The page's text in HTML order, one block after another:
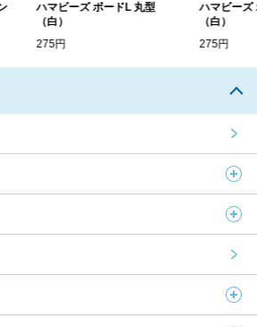
ハマビーズ ボードL 丸型
（白）
275円
ハマビーズ
（白）
275円